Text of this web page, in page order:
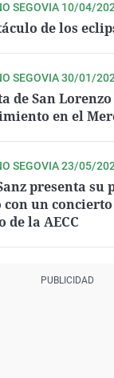
SEGOVIA 10/04/
de los
SEGOVIA 30/01/
de San
en el
SEGOVIA 23/05/
presenta su
un
de la AECC